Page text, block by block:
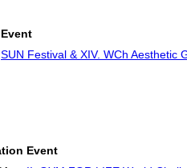
Event
SUN Festival & XIV. WCh Aesthetic
Event